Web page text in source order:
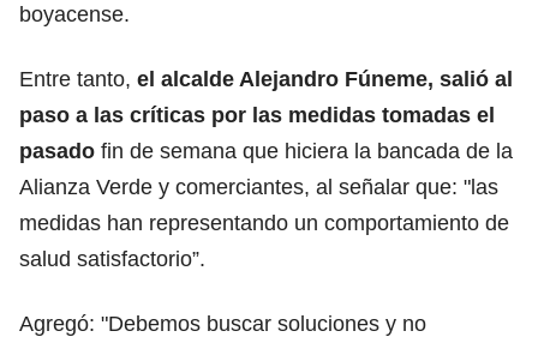
boyacense.
Entre tanto, el alcalde Alejandro Fúneme, salió al
paso a las críticas por las medidas tomadas el
pasado fin de semana que hiciera la bancada de la
Alianza Verde y comerciantes, al señalar que: "las
medidas han representando un comportamiento de
salud satisfactorio”.
Agregó: "Debemos buscar soluciones y no